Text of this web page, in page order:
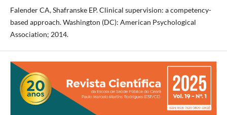
Falender CA, Shafranske EP. Clinical supervision: a competency-
based approach. Washington (DC): American Psychological
Association; 2014.